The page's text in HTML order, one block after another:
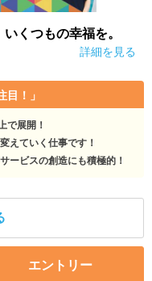
くつもの幸福を。
詳細を見る
目！」
で展開！
えていく仕事です！
ービスの創造にも積極的！
エントリー